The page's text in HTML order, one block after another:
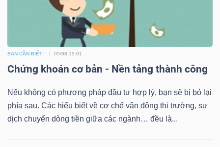
BẠN CẦN BIẾT 05/08 15:01
Chứng khoán cơ bản - Nền tảng thành công
Nếu không có phương pháp đầu tư hợp lý, bạn sẽ bị bỏ lại
phía sau. Các hiểu biết về cơ chế vận động thị trường, sự
dịch chuyển dòng tiền giữa các ngành… đều là...